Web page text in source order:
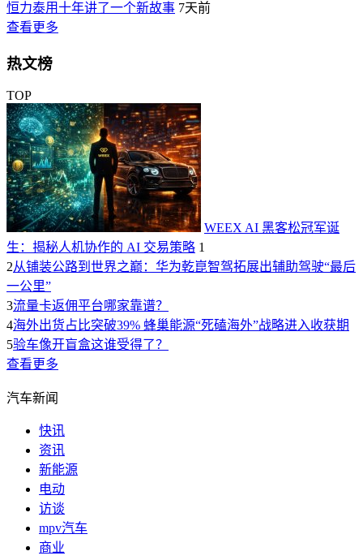
恒力泰用十年讲了一个新故事 7天前
查看更多
热文榜
TOP
WEEX AI 黑客松冠军诞
生：揭秘人机协作的 AI 交易策略 1
2从铺装公路到世界之巅：华为乾崑智驾拓展出辅助驾驶“最后
一公里”
3流量卡返佣平台哪家靠谱？
4海外出货占比突破39% 蜂巢能源“死磕海外”战略进入收获期
5验车像开盲盒这谁受得了？
查看更多
汽车新闻
快讯
资讯
新能源
电动
访谈
mpv汽车
商业